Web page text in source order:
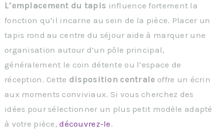
L’emplacement du tapis influence fortement la
fonction qu’il incarne au sein de la pièce. Placer un
tapis rond au centre du séjour aide à marquer une
organisation autour d’un pôle principal,
généralement le coin détente ou l’espace de
réception. Cette disposition centrale offre un écrin
aux moments conviviaux. Si vous cherchez des
idées pour sélectionner un plus petit modèle adapté
à votre pièce,découvrez-le.